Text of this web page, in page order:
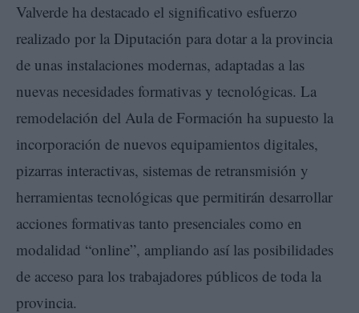
Valverde ha destacado el significativo esfuerzo
realizado por la Diputación para dotar a la provincia
de unas instalaciones modernas, adaptadas a las
nuevas necesidades formativas y tecnológicas. La
remodelación del Aula de Formación ha supuesto la
incorporación de nuevos equipamientos digitales,
pizarras interactivas, sistemas de retransmisión y
herramientas tecnológicas que permitirán desarrollar
acciones formativas tanto presenciales como en
modalidad “online”, ampliando así las posibilidades
de acceso para los trabajadores públicos de toda la
provincia.